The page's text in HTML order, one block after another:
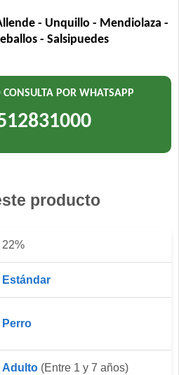
- Unquillo - Mendiolaza -
- Salsipuedes
CONSULTA POR WHATSAPP
producto
22%
Estándar
Perro
Adulto (Entre 1 y 7 años)